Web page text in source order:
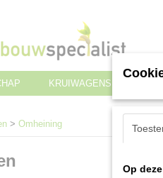
KRUIWAGENS EN
> Omheining
Op